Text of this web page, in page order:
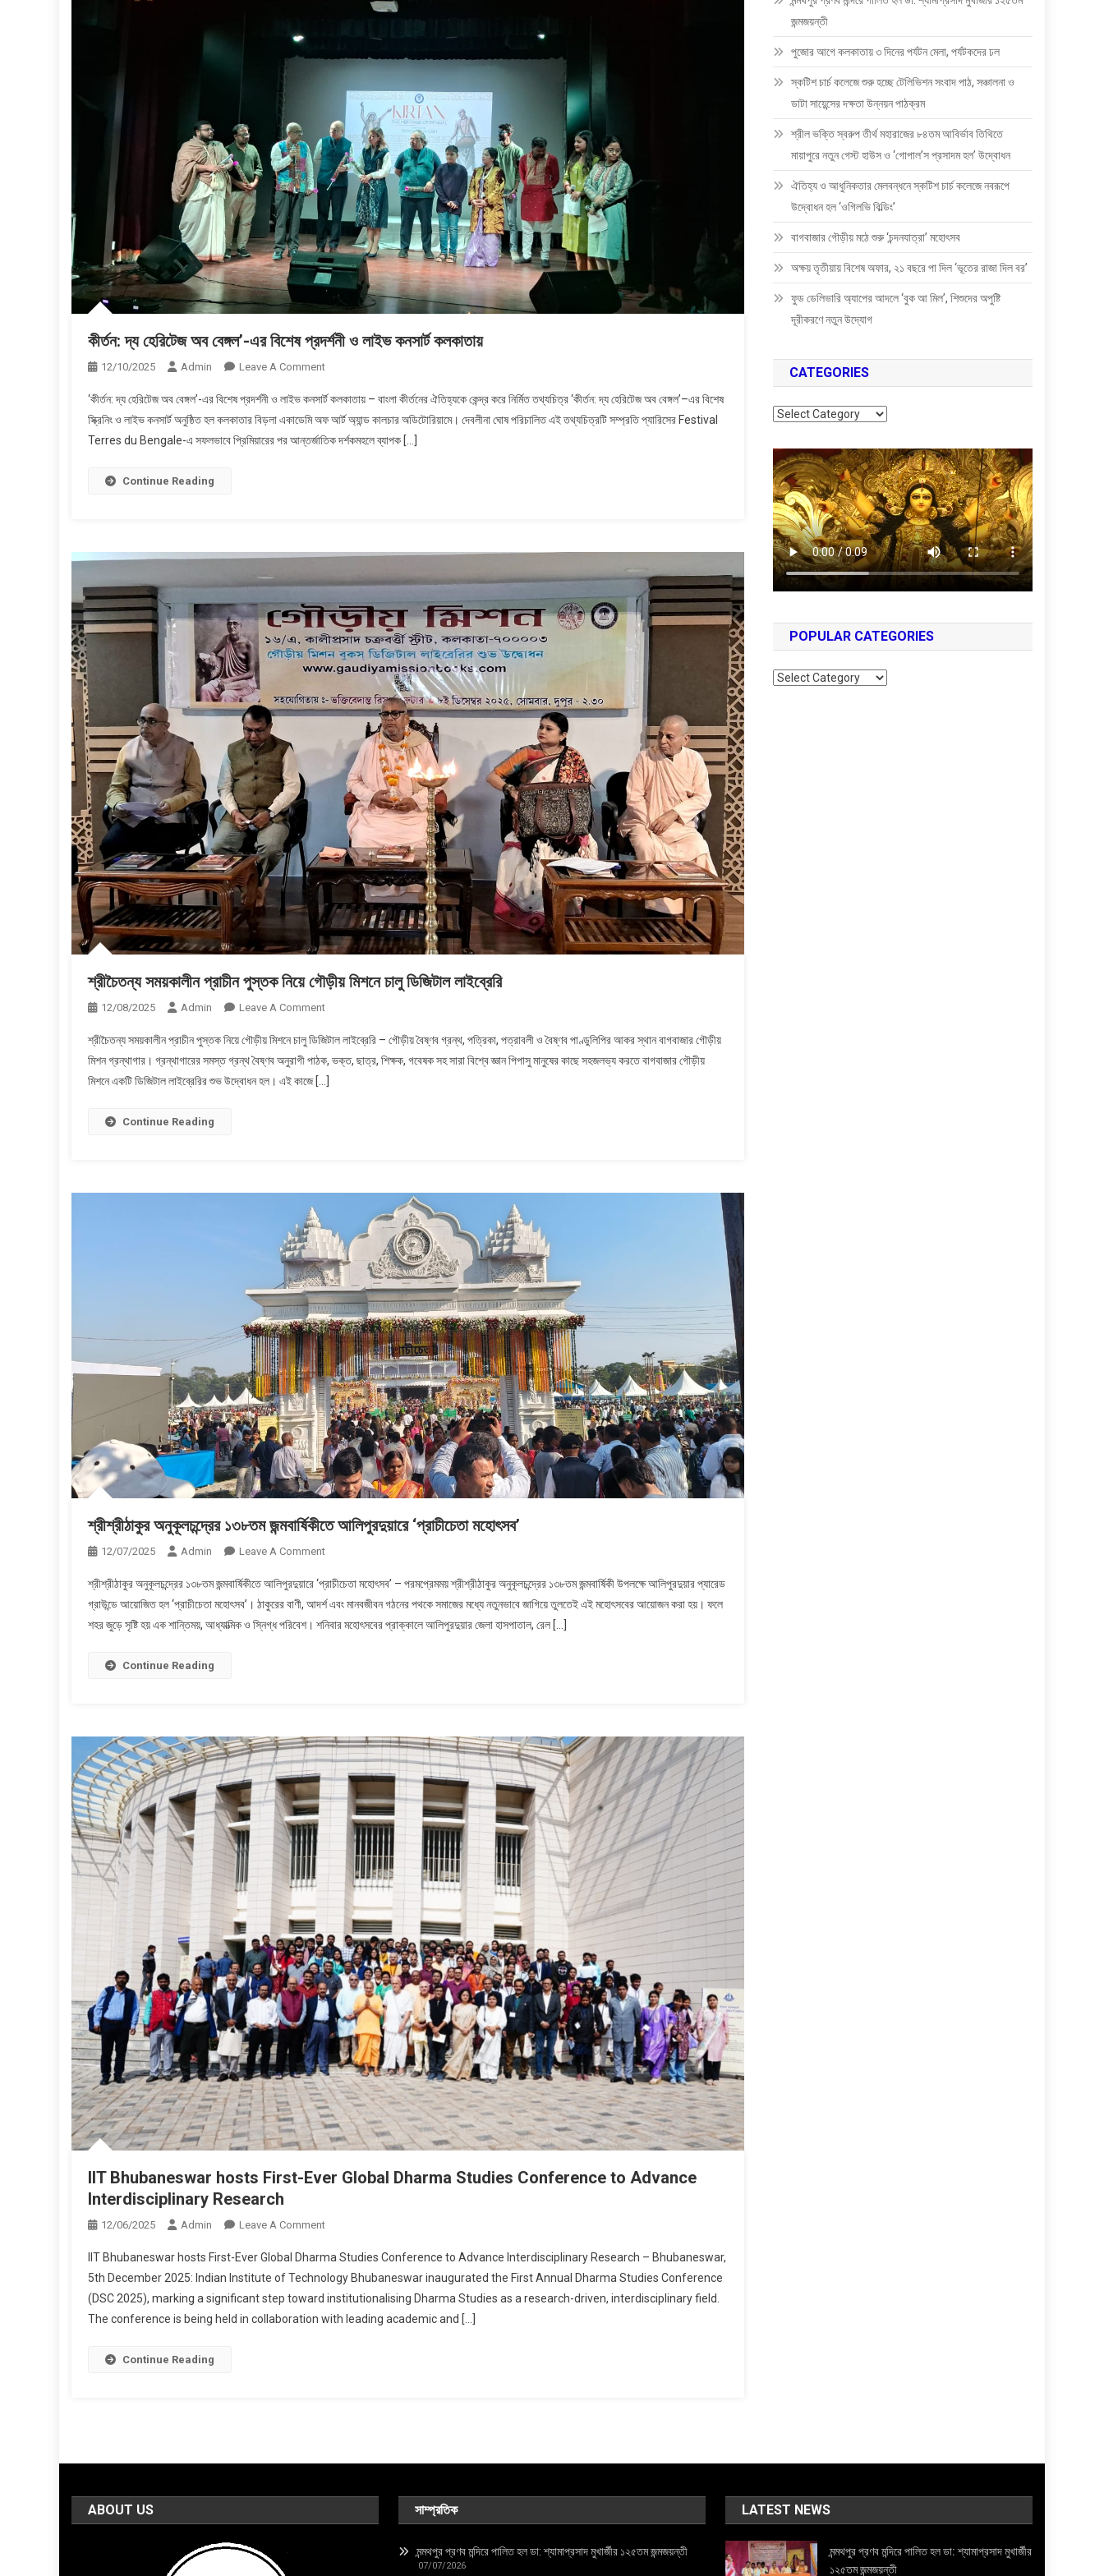
কীর্তন: দ্য হেরিটেজ অব বেঙ্গল’-এর বিশেষ প্রদর্শনী ও লাইভ কনসার্ট কলকাতায়
12/10/2025 Admin Leave A CommentOn
দ্য
হেরিটেজ
অব
লাইভ
‘কীর্তন: দ্য হেরিটেজ অব বেঙ্গল’-এর বিশেষ প্রদর্শনী ও লাইভ কনসার্ট কলকাতায় – বাংলা কীর্তনের ঐতিহ্যকে কেন্দ্র করে নির্মিত তথ্যচিত্র ‘কীর্তন: দ্য হেরিটেজ অব বেঙ্গল’–এর বিশেষ
স্ক্রিনিং ও লাইভ কনসার্ট অনুষ্ঠিত হল কলকাতার বিড়লা একাডেমি অফ আর্ট অ্যান্ড কালচার অডিটোরিয়ামে। দেবলীনা ঘোষ পরিচালিত এই তথ্যচিত্রটি সম্প্রতি প্যারিসের Festival
Terres du Bengale-এ সফলভাবে প্রিমিয়ারের পর আন্তর্জাতিক দর্শকমহলে ব্যাপক […]
Continue Reading
শ্রীচৈতন্য সময়কালীন প্রাচীন পুস্তক নিয়ে গৌড়ীয় মিশনে চালু ডিজিটাল লাইব্রেরি
12/08/2025 Admin Leave A CommentOn
সময়কালীন
প্রাচীন
পুস্তক
লাইব্রেরি
শ্রীচৈতন্য সময়কালীন প্রাচীন পুস্তক নিয়ে গৌড়ীয় মিশনে চালু ডিজিটাল লাইব্রেরি – গৌড়ীয় বৈষ্ণব গ্রন্থ, পত্রিকা, পত্রাবলী ও বৈষ্ণব পাণ্ডুলিপির আকর স্থান বাগবাজার গৌড়ীয়
মিশন গ্রন্থাগার। গ্রন্থাগারের সমস্ত গ্রন্থ বৈষ্ণব অনুরাগী পাঠক, ভক্ত, ছাত্র, শিক্ষক, গবেষক সহ সারা বিশ্বে জ্ঞান পিপাসু মানুষের কাছে সহজলভ্য করতে বাগবাজার গৌড়ীয়
মিশনে একটি ডিজিটাল লাইব্রেরির শুভ উদ্বোধন হল। এই কাজে […]
Continue Reading
শ্রীশ্রীঠাকুর অনুকূলচন্দ্রের ১৩৮তম জন্মবার্ষিকীতে আলিপুরদুয়ারে ‘প্রাচীচেতা মহোৎসব’
12/07/2025 Admin Leave A CommentOn
অনুকূলচন্দ্রের
১৩৮তম
জন্মবার্ষিকীতে
শ্রীশ্রীঠাকুর অনুকূলচন্দ্রের ১৩৮তম জন্মবার্ষিকীতে আলিপুরদুয়ারে ‘প্রাচীচেতা মহোৎসব’ – পরমপ্রেমময় শ্রীশ্রীঠাকুর অনুকূলচন্দ্রের ১৩৮তম জন্মবার্ষিকী উপলক্ষে আলিপুরদুয়ার প্যারেড
গ্রাউন্ডে আয়োজিত হল ‘প্রাচীচেতা মহোৎসব’। ঠাকুরের বাণী, আদর্শ এবং মানবজীবন গঠনের পথকে সমাজের মধ্যে নতুনভাবে জাগিয়ে তুলতেই এই মহোৎসবের আয়োজন করা হয়। ফলে
শহর জুড়ে সৃষ্টি হয় এক শান্তিময়, আধ্যাত্মিক ও স্নিগ্ধ পরিবেশ। শনিবার মহোৎসবের প্রাক্কালে আলিপুরদুয়ার জেলা হাসপাতাল, রেল […]
Continue Reading
IIT Bhubaneswar hosts First-Ever Global Dharma Studies Conference to Advance
Interdisciplinary Research
12/06/2025 Admin Leave A CommentOn
Bhubaneswar
Hosts
First-
Ever
IIT Bhubaneswar hosts First-Ever Global Dharma Studies Conference to Advance Interdisciplinary Research – Bhubaneswar,
5th December 2025: Indian Institute of Technology Bhubaneswar inaugurated the First Annual Dharma Studies Conference
(DSC 2025), marking a significant step toward institutionalising Dharma Studies as a research-driven, interdisciplinary field.
The conference is being held in collaboration with leading academic and […]
Continue Reading
জন্মজয়ন্তী
পুজোর আগে কলকাতায় ৩ দিনের পর্যটন মেলা, পর্যটকদের ঢল
স্কটিশ চার্চ কলেজে শুরু হচ্ছে টেলিভিশন সংবাদ পাঠ, সঞ্চালনা ও
ডাটা সায়েন্সের দক্ষতা উন্নয়ন পাঠক্রম
শ্রীল ভক্তি স্বরুপ তীর্থ মহারাজের ৮৪তম আবির্ভাব তিথিতে
মায়াপুরে নতুন গেস্ট হাউস ও ‘গোপাল’স প্রসাদম হল’ উদ্বোধন
ঐতিহ্য ও আধুনিকতার মেলবন্ধনে স্কটিশ চার্চ কলেজে নবরূপে
উদ্বোধন হল ‘ওগিলভি বিল্ডিং’
বাগবাজার গৌড়ীয় মঠে শুরু ‘চন্দনযাত্রা’ মহোৎসব
অক্ষয় তৃতীয়ায় বিশেষ অফার, ২১ বছরে পা দিল ‘ভূতের রাজা দিল বর’
ফুড ডেলিভারি অ্যাপের আদলে ‘বুক আ মিল’, শিশুদের অপুষ্টি
দূরীকরণে নতুন উদ্যোগ
CATEGORIES
Categories
POPULAR CATEGORIES
Popular
ABOUT US সাম্প্রতিক
মন্মথপুর প্রণব মন্দিরে পালিত হল ডা: শ্যামাপ্রসাদ মুখার্জীর ১২৫তম জন্মজয়ন্তী
07/07/2026
LATEST NEWS
মন্মথপুর প্রণব মন্দিরে পালিত হল ডা: শ্যামাপ্রসাদ মুখার্জীর
১২৫তম জন্মজয়ন্তী